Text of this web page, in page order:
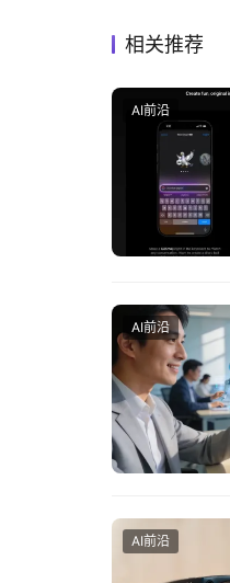
相关推荐
AI前沿
AI前沿
AI前沿